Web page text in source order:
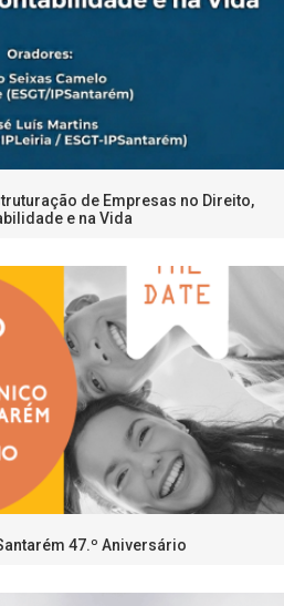
de Empresas no Direito,
e na Vida
47.º Aniversário